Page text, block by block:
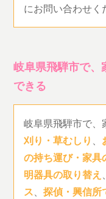
にお問い合わせく
岐阜県飛騨市で、
できる
岐阜県飛騨市で
刈り・草むしり 、
の持ち運び・家具
明器具の取り替え 、
ス、探偵・興信所